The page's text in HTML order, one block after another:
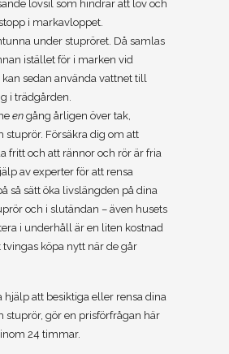
lövsil som hindrar att löv och
i markavloppet.
under stupröret. Då samlas
istället för i marken vid
sedan använda vattnet till
i trädgården.
en gång årligen över tak,
stuprör. Försäkra dig om att
fritt och att rännor och rör är fria
av experter för att rensa
så sätt öka livslängden på dina
och i slutändan – även husets
i underhåll är en liten kostnad
köpa nytt när de går
hjälp att besiktiga eller rensa dina
stuprör, gör en prisförfrågan här
24 timmar.